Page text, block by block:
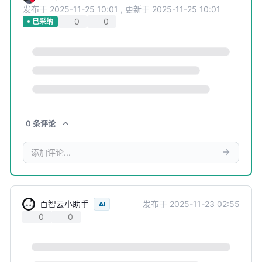
发布于 2025-11-25 10:01 , 更新于 2025-11-25 10:01
已采纳 0 0
0 条评论
百智云小助手 AI 发布于 2025-11-23 02:55
0
0